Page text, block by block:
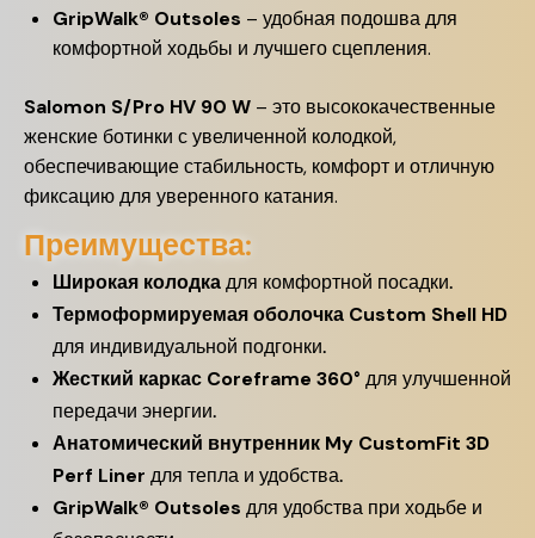
GripWalk® Outsoles – удобная подошва для
комфортной ходьбы и лучшего сцепления.
Salomon S/Pro HV 90 W – это высококачественные
женские ботинки с увеличенной колодкой,
обеспечивающие стабильность, комфорт и отличную
фиксацию для уверенного катания.
Преимущества:
Широкая колодкадля комфортной посадки.
Термоформируемая оболочка Custom Shell HD
для индивидуальной подгонки.
Жесткий каркас Coreframe 360° для улучшенной
передачи энергии.
Анатомический внутренник My CustomFit 3D
Perf Liner для тепла и удобства.
GripWalk® Outsoles для удобства при ходьбе и